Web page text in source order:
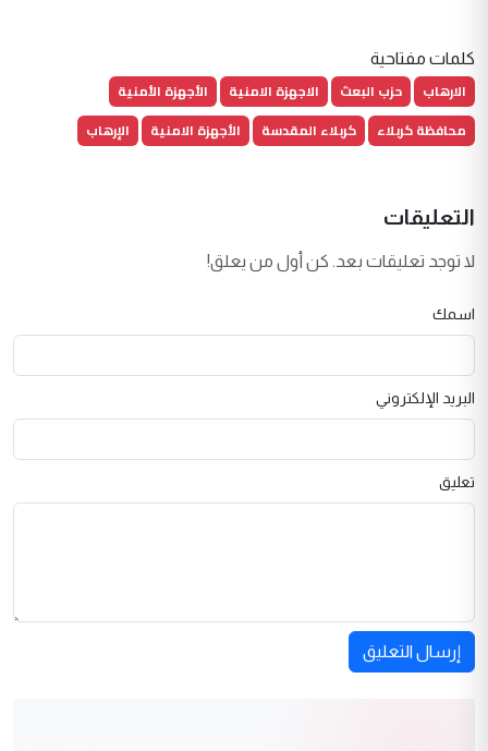
كلمات مفتاحية
الارهاب حزب البعث الاجهزة الامنية
الأجهزة الأمنية
محافظة كربلاء
كربلاء المقدسة الأجهزة الامنية الإرهاب
التعليقات
لا توجد تعليقات بعد. كن أول من يعلق!
اسمك
البريد الإلكتروني
تعليق
إرسال التعليق